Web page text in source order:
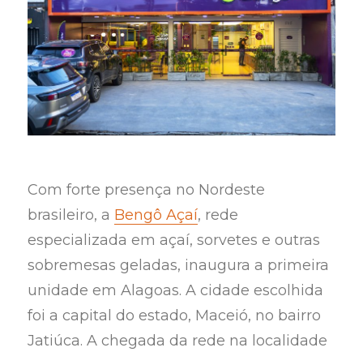
Com forte presença no Nordeste
brasileiro, a Bengô Açaí, rede
especializada em açaí, sorvetes e outras
sobremesas geladas, inaugura a primeira
unidade em Alagoas. A cidade escolhida
foi a capital do estado, Maceió, no bairro
Jatiúca. A chegada da rede na localidade